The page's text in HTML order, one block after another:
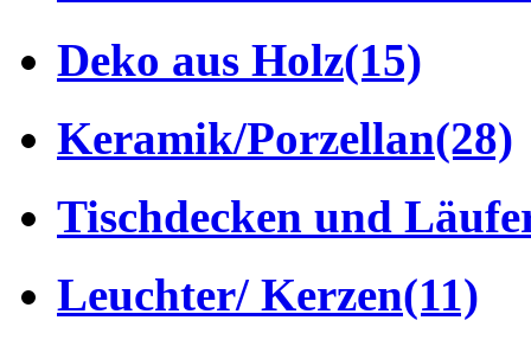
Deko aus Holz(15)
Keramik/Porzellan(28)
Tischdecken und
Leuchter/ Kerzen(11)